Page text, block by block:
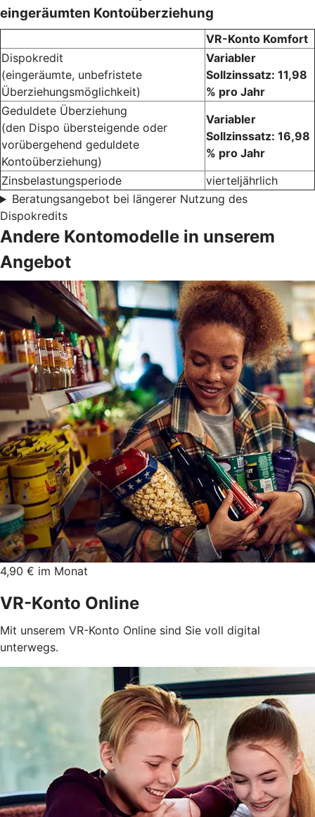
eingeräumten Kontoüberziehung
VR-Konto Komfort
Dispokredit
(eingeräumte, unbefristete
Überziehungsmöglichkeit)
Variabler
Sollzinssatz: 11,98
% pro Jahr
Geduldete Überziehung
(den Dispo übersteigende oder
vorübergehend geduldete
Kontoüberziehung)
Variabler
Sollzinssatz: 16,98
% pro Jahr
Zinsbelastungsperiode
vierteljährlich
Beratungsangebot bei längerer Nutzung des
Dispokredits
Andere Kontomodelle in unserem
Angebot
4,90 € im Monat
VR-Konto Online
Mit unserem VR-Konto Online sind Sie voll digital
unterwegs.